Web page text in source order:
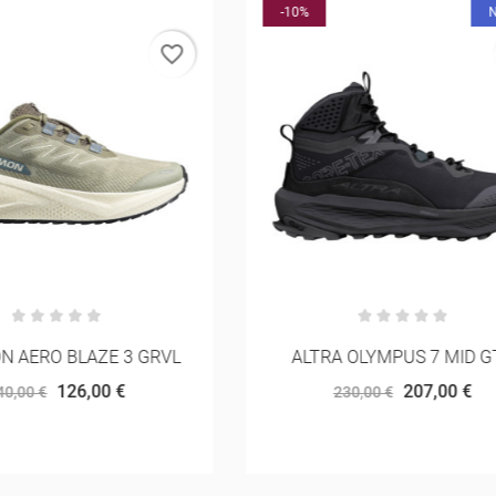
OLYMPUS 7 MID GTX
230,00 € 207,00 €
favorite_border
-20%
ON CLOUDVISTA 2
160,00 € 128,00 €